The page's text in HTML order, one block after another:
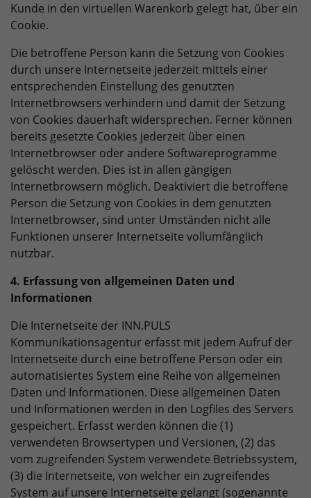
Kunde in den virtuellen Warenkorb gelegt hat, über ein
Cookie.
Die betroffene Person kann die Setzung von Cookies
durch unsere Internetseite jederzeit mittels einer
entsprechenden Einstellung des genutzten
Internetbrowsers verhindern und damit der Setzung
von Cookies dauerhaft widersprechen. Ferner können
bereits gesetzte Cookies jederzeit über einen
Internetbrowser oder andere Softwareprogramme
gelöscht werden. Dies ist in allen gängigen
Internetbrowsern möglich. Deaktiviert die betroffene
Person die Setzung von Cookies in dem genutzten
Internetbrowser, sind unter Umständen nicht alle
Funktionen unserer Internetseite vollumfänglich
nutzbar.
4. Erfassung von allgemeinen Daten und
Informationen
Die Internetseite der INN.PULS
Kommunikationsagentur erfasst mit jedem Aufruf der
Internetseite durch eine betroffene Person oder ein
automatisiertes System eine Reihe von allgemeinen
Daten und Informationen. Diese allgemeinen Daten
und Informationen werden in den Logfiles des Servers
gespeichert. Erfasst werden können die (1)
verwendeten Browsertypen und Versionen, (2) das
vom zugreifenden System verwendete Betriebssystem,
(3) die Internetseite, von welcher ein zugreifendes
System auf unsere Internetseite gelangt (sogenannte